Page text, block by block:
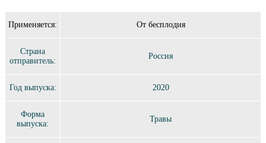
Применяется: От бесплодия
Страна
отправитель:
Россия
Год выпуска: 2020
Форма
выпуска:
Травы